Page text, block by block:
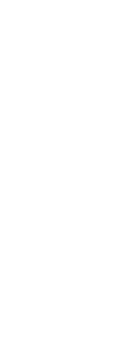
のメッセージを・・・